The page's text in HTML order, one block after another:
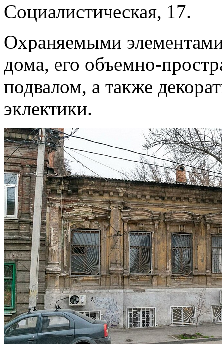
Социалистическая, 17.
Охраняемыми
дома, его объемно-
подвалом, а также
эклектики.